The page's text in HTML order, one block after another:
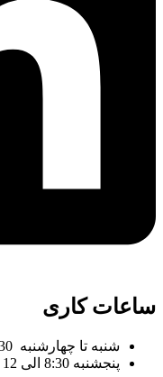
ساعات کاری
شنبه تا چهارشنبه 8:30 الی 17
پنجشنبه 8:30 الی 12